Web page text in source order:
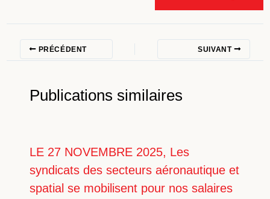
PRÉCÉDENT SUIVANT
Publications similaires
LE 27 NOVEMBRE 2025, Les
syndicats des secteurs aéronautique et
spatial se mobilisent pour nos salaires